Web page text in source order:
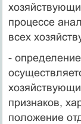
процессе
всех
-
признаков,
положение